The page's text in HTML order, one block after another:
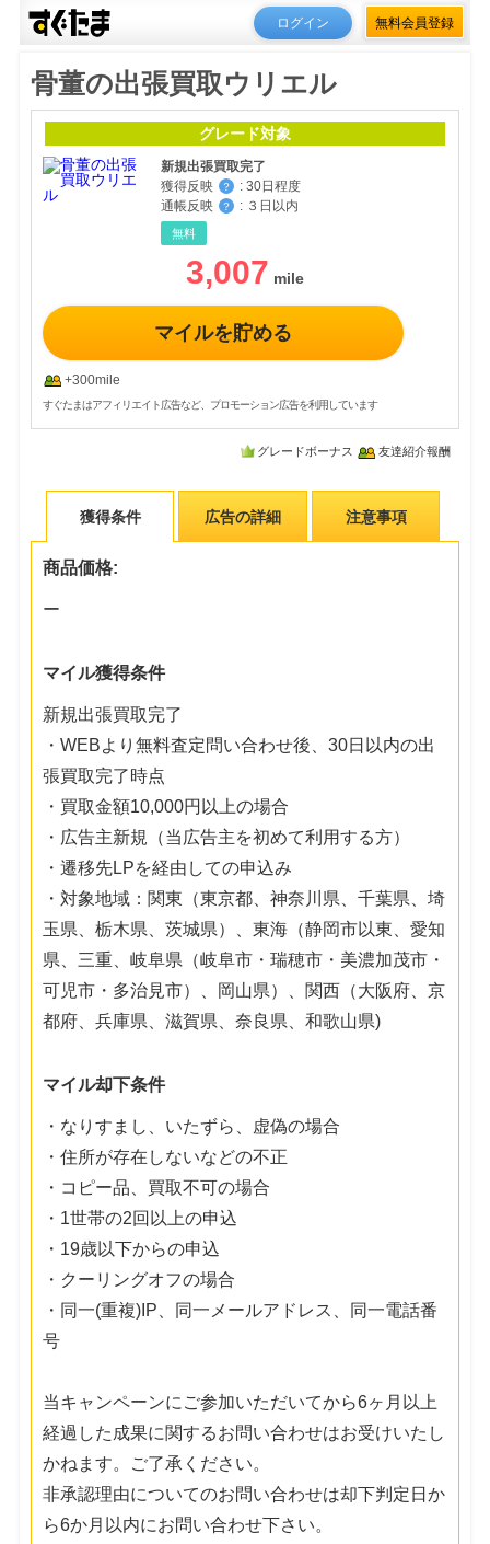
ログイン 無料会員登録
骨董の出張買取ウリエル
グレード対象
新規出張買取完了
獲得反映
？ : 30日程度
通帳反映
？ : ３日以内
無料
3,007
マイルを貯める
+300mile
すぐたまはアフィリエイト広告など、プロモーション広告を利用しています
グレードボーナス 友達紹介報酬
獲得条件 広告の詳細 注意事項
商品価格:
ー
マイル獲得条件
新規出張買取完了
・WEBより無料査定問い合わせ後、30日以内の出
張買取完了時点
・買取金額10,000円以上の場合
・広告主新規（当広告主を初めて利用する方）
・遷移先LPを経由しての申込み
・対象地域：関東（東京都、神奈川県、千葉県、埼
玉県、栃木県、茨城県）、東海（静岡市以東、愛知
県、三重、岐阜県（岐阜市・瑞穂市・美濃加茂市・
可児市・多治見市）、岡山県）、関西（大阪府、京
都府、兵庫県、滋賀県、奈良県、和歌山県)
マイル却下条件
・なりすまし、いたずら、虚偽の場合
・住所が存在しないなどの不正
・コピー品、買取不可の場合
・1世帯の2回以上の申込
・19歳以下からの申込
・クーリングオフの場合
・同一(重複)IP、同一メールアドレス、同一電話番
号
当キャンペーンにご参加いただいてから6ヶ月以上
経過した成果に関するお問い合わせはお受けいたし
かねます。ご了承ください。
非承認理由についてのお問い合わせは却下判定日か
ら6か月以内にお問い合わせ下さい。